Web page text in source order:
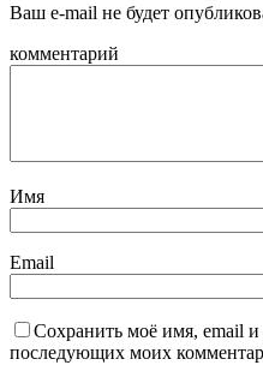
Ваш e-mail не будет
комментарий
Имя
Email
Сохранить моё имя, email и
последующих моих